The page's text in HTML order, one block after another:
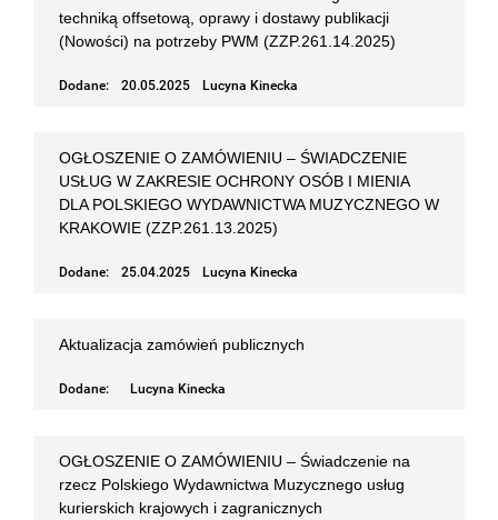
techniką offsetową, oprawy i dostawy publikacji
(Nowości) na potrzeby PWM (ZZP.261.14.2025)
Dodane: 20.05.2025 Lucyna Kinecka
OGŁOSZENIE O ZAMÓWIENIU – ŚWIADCZENIE
USŁUG W ZAKRESIE OCHRONY OSÓB I MIENIA
DLA POLSKIEGO WYDAWNICTWA MUZYCZNEGO W
KRAKOWIE (ZZP.261.13.2025)
Dodane: 25.04.2025 Lucyna Kinecka
Aktualizacja zamówień publicznych
Dodane: Lucyna Kinecka
OGŁOSZENIE O ZAMÓWIENIU – Świadczenie na
rzecz Polskiego Wydawnictwa Muzycznego usług
kurierskich krajowych i zagranicznych